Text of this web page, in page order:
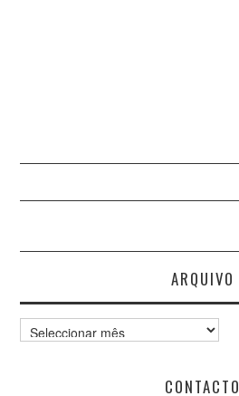
ARQUIVO
Arquivo
CONTACTO